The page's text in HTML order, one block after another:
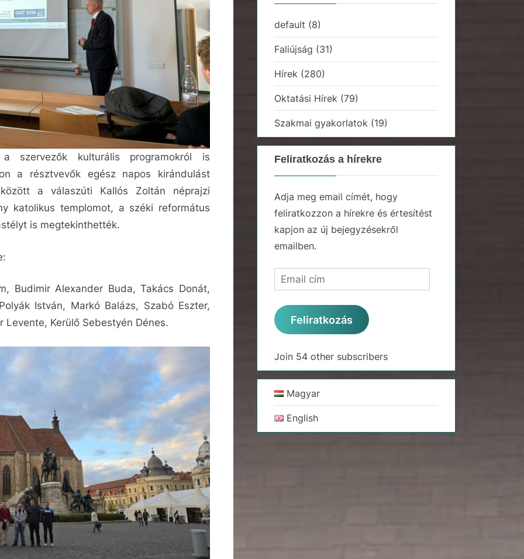
szervezők kulturális programokról is
a résztvevők egész napos kirándulást
a válaszúti Kallós Zoltán néprajzi
katolikus templomot, a széki református
is megtekinthették.
Budimir Alexander Buda, Takács Donát,
István, Markó Balázs, Szabó Eszter,
Levente, Kerülő Sebestyén Dénes.
default (8)
Faliújság (31)
Hírek (280)
Oktatási Hírek (79)
Szakmai gyakorlatok (19)
Feliratkozás a hírekre
Adja meg email címét, hogy
feliratkozzon a hírekre és értesítést
kapjon az új bejegyzésekről
emailben.
Email
cím
Feliratkozás
Join 54 other subscribers
Magyar
English